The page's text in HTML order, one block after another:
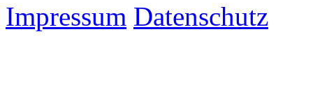
Impressum Datenschutz